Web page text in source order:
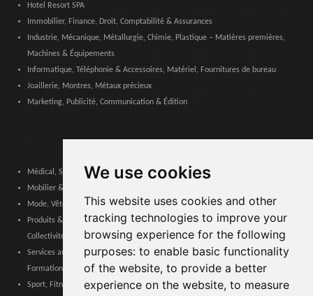
We use cookies
This website uses cookies and other
tracking technologies to improve your
browsing experience for the following
purposes: to enable basic functionality
of the website, to provide a better
experience on the website, to measure
Hotel Resort SPA
Immobilier, Finance, Droit, Comptabilité & Assurances
Industrie, Mécanique, Métallurgie, Chimie, Plastique – Matières premières,
Machines & Équipements
Informatique, Téléphonie & Accessoires, Matériel, Fournitures de bureau
Joaillerie, Montres, Métaux précieux
Marketing, Publicité, Communication & Édition
Médical, Sanitaire, Dentaire & Pharmaceutique
Mobilier & Décoration, Art & Artisanat, Textile, Éclairage
Mode, Vêtements, Accessoires de Mode, Chaussures & Maroquinerie
Produits & Services pour les Communautés, Administrations Publiques &
Collectivités Locales
Services aux entreprises, Logistique, Sécurité au travail, Certifications,
Formation
Sport, Fitness, Loisir – Produits, Matériaux & Équipements